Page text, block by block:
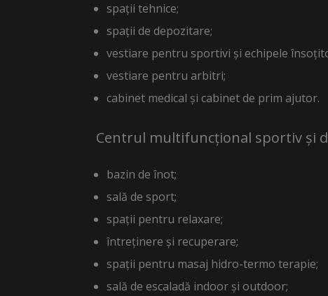
spații tehnice;
spații de depozitare;
vestiare pentru sportivi și echipele
vestiare pentru arbitri;
cabinet medical și cabinet de prim ajutor.
Centrul multifuncțional sportiv și
bazin de înot;
sală de sport;
spații pentru relaxare;
întreținere și recuperare;
spații pentru masaj hidro-termo terapie;
sală de escaladă indoor și outdoor;